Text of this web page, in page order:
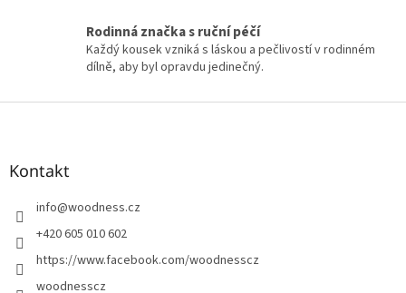
y
v
ý
i
Rodinná značka s ruční péčí
Každý kousek vzniká s láskou a pečlivostí v rodinném
dílně, aby byl opravdu jedinečný.
Z
Kontakt
info@woodness.cz
+420 605 010 602
https://www.facebook.com/woodnesscz
woodnesscz